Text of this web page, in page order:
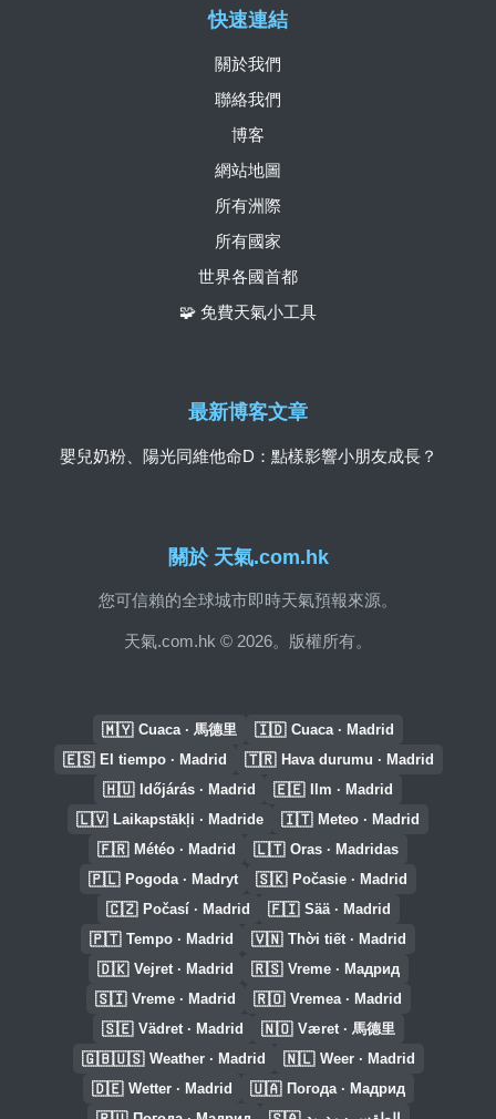
關於 天氣.com.hk
您可信賴的全球城市即時天氣預報來源。
天氣.com.hk © 2026。版權所有。
快速連結
關於我們
聯絡我們
博客
網站地圖
所有洲際
所有國家
世界各國首都
🧩 免費天氣小工具
最新博客文章
嬰兒奶粉、陽光同維他命D：點樣影響小朋友成長？
🇲🇾 Cuaca · 馬德里 🇮🇩 Cuaca · Madrid
🇪🇸 El tiempo · Madrid 🇹🇷 Hava durumu · Madrid
🇭🇺 Időjárás · Madrid 🇪🇪 Ilm · Madrid
🇱🇻 Laikapstākļi · Madride 🇮🇹 Meteo · Madrid
🇫🇷 Météo · Madrid 🇱🇹 Oras · Madridas
🇵🇱 Pogoda · Madryt 🇸🇰 Počasie · Madrid
🇨🇿 Počasí · Madrid 🇫🇮 Sää · Madrid
🇵🇹 Tempo · Madrid 🇻🇳 Thời tiết · Madrid
🇩🇰 Vejret · Madrid 🇷🇸 Vreme · Мадрид
🇸🇮 Vreme · Madrid 🇷🇴 Vremea · Madrid
🇸🇪 Vädret · Madrid 🇳🇴 Været · 馬德里
🇬🇧🇺🇸 Weather · Madrid 🇳🇱 Weer · Madrid
🇩🇪 Wetter · Madrid 🇺🇦 Погода · Мадрид